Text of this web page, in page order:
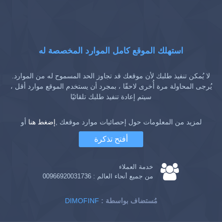
استهلك الموقع كامل الموارد المخصصة له
لا يُمكن تنفيذ طلبك لأن موقعك قد تجاوز الحد المسموح له من الموارد.
يُرجى المحاولة مرة أُخرى لاحقًا ، بمجرد أن يستخدم الموقع موارد أقل ،
سيتم إعادة تنفيذ طلبك تلقائيًا
لمزيد من المعلومات حول إحصائيات موارد موقعك ,إضغط هنا أو
أفتح تذكرة
خدمة العملاء
من جميع أنحاء العالم : 00966920031736
DIMOFINF : مُستضاف بواسطة